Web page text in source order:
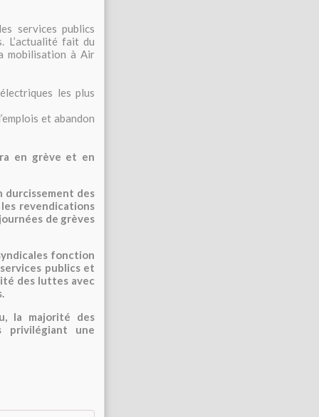
services publics
L’actualité fait du
mobilisation à Air
les plus
et abandon
en grève et en
durcissement des
revendications
de grèves
fonction
publics et
des luttes avec
la majorité des
privilégiant une